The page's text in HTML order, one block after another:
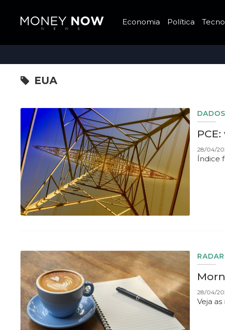
Economia Política
EUA
28/04/
Índice
RADAR
28/04/
Veja